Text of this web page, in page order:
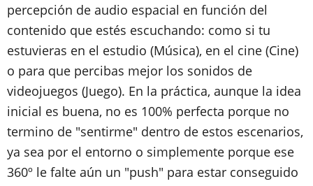
percepción de audio espacial en función del
contenido que estés escuchando: como si tu
estuvieras en el estudio (Música), en el cine (Cine)
o para que percibas mejor los sonidos de
videojuegos (Juego). En la práctica, aunque la idea
inicial es buena, no es 100% perfecta porque no
termino de "sentirme" dentro de estos escenarios,
ya sea por el entorno o simplemente porque ese
360º le falte aún un "push" para estar conseguido